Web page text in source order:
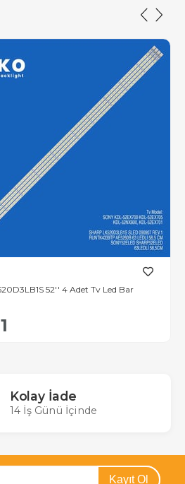
52'' 4 Adet Tv Led Bar
Kolay İade
14 İş Günü İçinde
Kayıt Ol